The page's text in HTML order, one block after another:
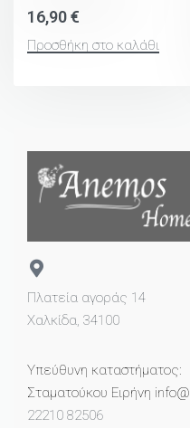
16,90€
Προσθήκη στο καλάθι
Πλατεία αγοράς 14
Χαλκίδα, 34100
Υπεύθυνη καταστήματος:
Σταματούκου Ειρήνη
22210 82506